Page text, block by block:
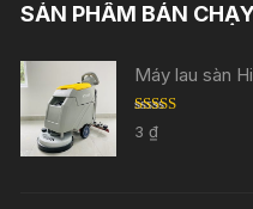
SẢN PHẨM BÁN
Máy lau sàn
Rated
out of 5
3₫